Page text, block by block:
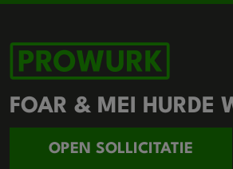
FOAR & MEI HURDE
OPEN SOLLICITATIE